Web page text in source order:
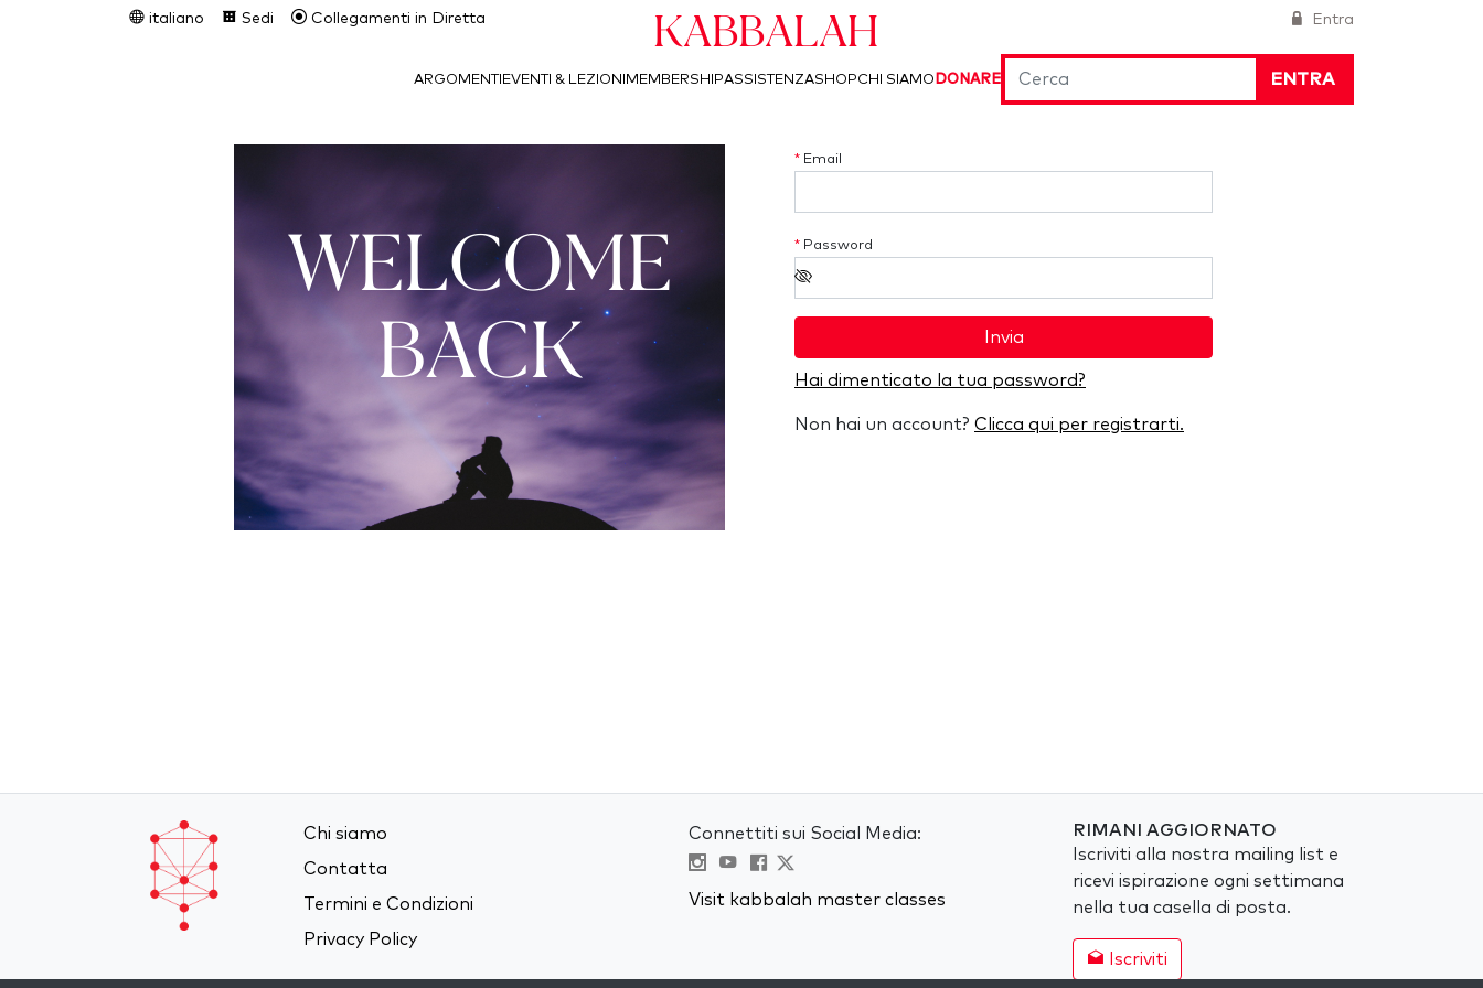
Entra
italiano Sedi Collegamenti in Diretta Kabbalah
ENTRA
ARGOMENTI EVENTI & LEZIONI MEMBERSHIPASSISTENZASHOPCHI SIAMO DONARE
WELCOME
BACK
* Email
* Password
Invia
Hai dimenticato la tua password?
Non hai un account? Clicca qui per registrarti.
Chi siamo
Contatta
Termini e Condizioni
Privacy Policy
Connettiti sui Social Media:
Visit kabbalah master classes
RIMANI AGGIORNATO
Iscriviti alla nostra mailing list e
ricevi ispirazione ogni settimana
nella tua casella di posta.
Iscriviti